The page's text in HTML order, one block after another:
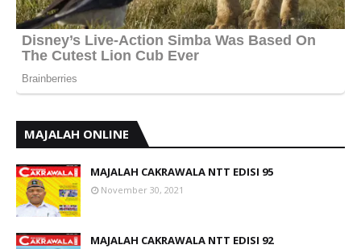
MAJALAH ONLINE
MAJALAH CAKRAWALA NTT EDISI 95
November 30, 2021
MAJALAH CAKRAWALA NTT EDISI 92